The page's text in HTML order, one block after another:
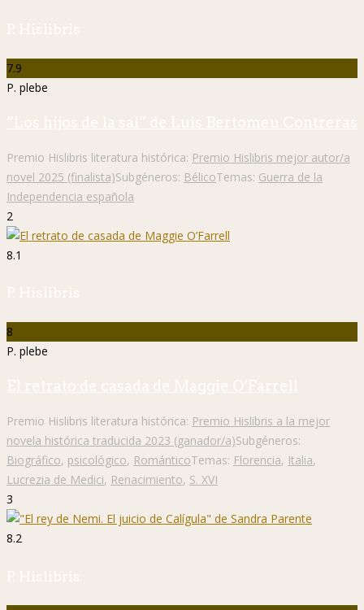
P. Hislibris
7.9
P. plebe
“Los hijos de la sal” de Luis Bertomeu Contreras
Premio Hislibris literatura histórica: Premio Hislibris mejor autor/a
novel 2025 (finalista)Subgéneros: BélicoTemas: Guerra de la
Independencia española
2
8.1
P. Hislibris
8
P. plebe
El retrato de casada de Maggie O’Farrell
Premio Hislibris literatura histórica: Premio Hislibris a la mejor
novela histórica traducida 2023 (ganador/a)Subgéneros:
Biográfico, psicológico, RománticoTemas: Florencia, Italia,
Lucrezia de Medici, Renacimiento, S. XVI
3
8.2
P. Hislibris